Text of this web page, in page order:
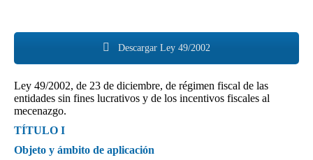
Descargar Ley 49/2002
Ley 49/2002, de 23 de diciembre, de régimen fiscal de las
entidades sin fines lucrativos y de los incentivos fiscales al
mecenazgo.
TÍTULO I
Objeto y ámbito de aplicación